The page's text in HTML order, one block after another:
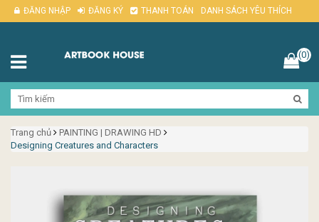
ĐĂNG NHẬP ĐĂNG KÝ THANH TOÁN DANH SÁCH YÊU THÍCH
(0)
Trang chủ
PAINTING | DRAWING HD
Designing Creatures and Characters